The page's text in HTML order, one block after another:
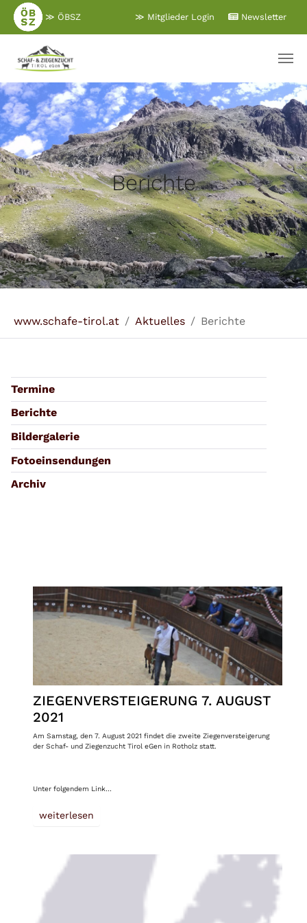
Zum
Hauptinhalt
≫ ÖBSZ Newsletter
≫ Mitglieder Login
Berichte
www.schafe-tirol.at Aktuelles Berichte
Termine
Berichte
Bildergalerie
Fotoeinsendungen
Archiv
ZIEGENVERSTEIGERUNG 7. AUGUST
2021
Am Samstag, den 7. August 2021 findet die zweite Ziegenversteigerung
der Schaf- und Ziegenzucht Tirol eGen in Rotholz statt.
Unter folgendem Link…
weiterlesen